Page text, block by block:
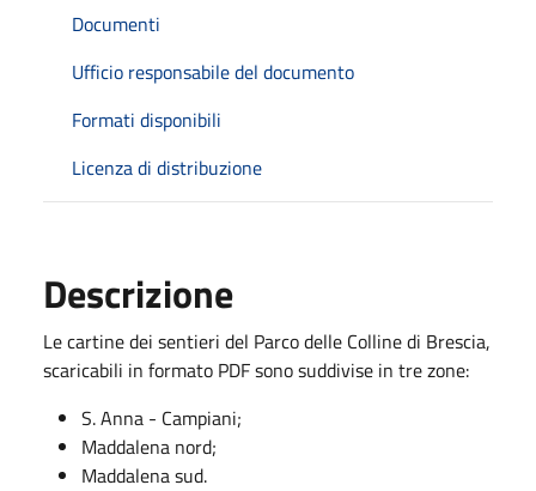
Documenti
Ufficio responsabile del documento
Formati disponibili
Licenza di distribuzione
Descrizione
Le cartine dei sentieri del Parco delle Colline di Brescia,
scaricabili in formato PDF sono suddivise in tre zone:
S. Anna - Campiani;
Maddalena nord;
Maddalena sud.